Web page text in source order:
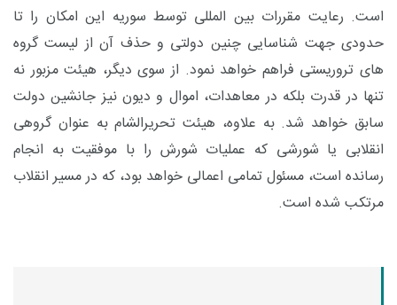
است. رعایت مقررات بین المللی توسط سوریه این امکان را تا
حدودی جهت شناسایی چنین دولتی و حذف آن از لیست گروه
های تروریستی فراهم خواهد نمود. از سوی دیگر، هیئت مزبور نه
تنها در قدرت بلکه در معاهدات، اموال و دیون نیز جانشین دولت
سابق خواهد شد. به علاوه، هیئت تحریرالشام به عنوان گروهی
انقلابی یا شورشی که عملیات شورش را با موفقیت به انجام
رسانده است، مسئول تمامی اعمالی خواهد بود، که در مسیر انقلاب
مرتکب شده است.